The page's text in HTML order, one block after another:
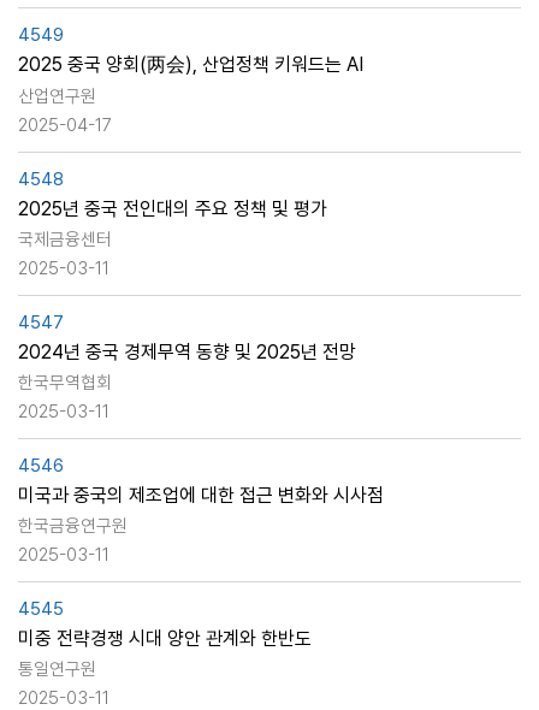
4549
2025 중국 양회(两会), 산업정책 키워드는 AI
산업연구원
2025-04-17
4548
2025년 중국 전인대의 주요 정책 및 평가
국제금융센터
2025-03-11
4547
2024년 중국 경제무역 동향 및 2025년 전망
한국무역협회
2025-03-11
4546
미국과 중국의 제조업에 대한 접근 변화와 시사점
한국금융연구원
2025-03-11
4545
미중 전략경쟁 시대 양안 관계와 한반도
통일연구원
2025-03-11